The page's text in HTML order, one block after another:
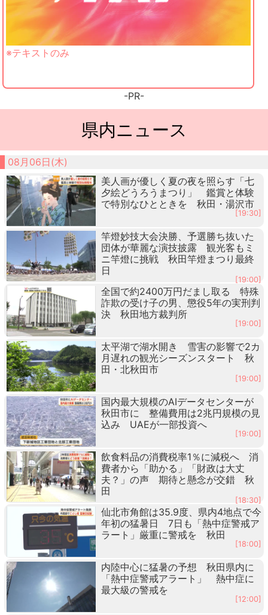
※テキストのみ
-PR-
県内ニュース
08月06日(木)
美人画が優しく夏の夜を照らす「七
夕絵どうろうまつり」 鑑賞と体験
で特別なひとときを 秋田・湯沢市
[19:30]
竿燈妙技大会決勝、予選勝ち抜いた
団体が華麗な演技披露 観光客もミ
ニ竿燈に挑戦 秋田竿燈まつり最終
日
[19:00]
全国で約2400万円だまし取る 特殊
詐欺の受け子の男、懲役5年の実刑判
決 秋田地方裁判所
[19:00]
太平湖で湖水開き 雪害の影響で2カ
月遅れの観光シーズンスタート 秋
田・北秋田市
[19:00]
国内最大規模のAIデータセンターが
秋田市に 整備費用は2兆円規模の見
込み UAEが一部投資へ
[19:00]
飲食料品の消費税率1％に減税へ 消
費者から「助かる」「財政は大丈
夫？」の声 期待と懸念が交錯 秋
田
[18:30]
仙北市角館は35.9度、県内4地点で今
年初の猛暑日 7日も「熱中症警戒ア
ラート」厳重に警戒を 秋田
[18:00]
内陸中心に猛暑の予想 秋田県内に
「熱中症警戒アラート」 熱中症に
最大級の警戒を
[12:00]